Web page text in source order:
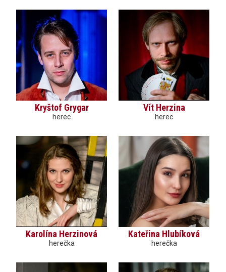
Kryštof Grygar
herec
Vít Herzina
herec
Karolína Herzinová
herečka
Kateřina Hlubíková
herečka